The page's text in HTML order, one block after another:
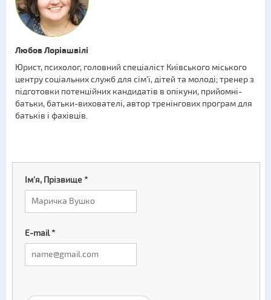
Любов Лоріашвілі
Юрист, психолог, головний спеціаліст Київського міського
центру соціальних служб для сім’ї, дітей та молоді; тренер з
підготовки потенційних кандидатів в опікуни, прийомні-
батьки, батьки-вихователі, автор тренінгових програм для
батьків і фахівців.
Ім'я, Прізвище*
E-mail*